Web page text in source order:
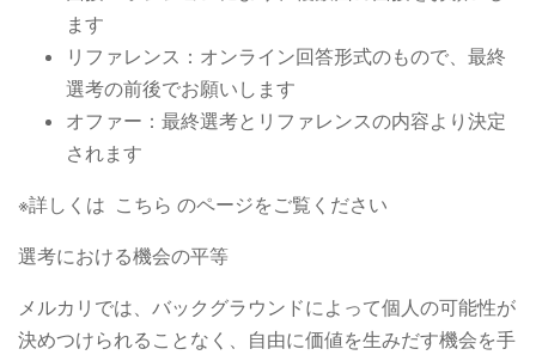
ます
リファレンス：オンライン回答形式のもので、最終
選考の前後でお願いします
オファー：最終選考とリファレンスの内容より決定
されます
※詳しくは こちら のページをご覧ください
選考における機会の平等
メルカリでは、バックグラウンドによって個人の可能性が
決めつけられることなく、自由に価値を生みだす機会を手